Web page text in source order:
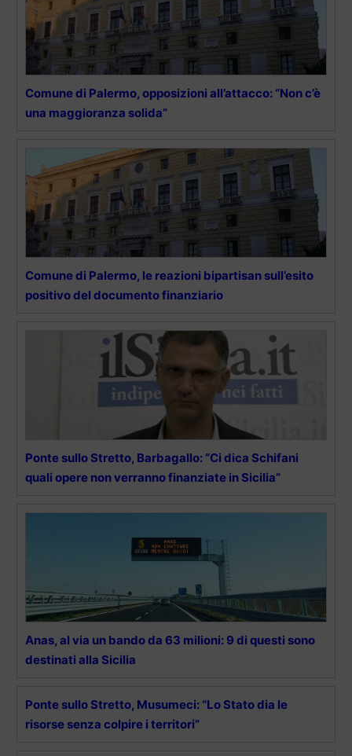
Comune di Palermo, opposizioni all’attacco: “Non c’è
una maggioranza solida”
Comune di Palermo, le reazioni bipartisan sull’esito
positivo del documento finanziario
Ponte sullo Stretto, Barbagallo: “Ci dica Schifani
quali opere non verranno finanziate in Sicilia”
Anas, al via un bando da 63 milioni: 9 di questi sono
destinati alla Sicilia
Ponte sullo Stretto, Musumeci: “Lo Stato dia le
risorse senza colpire i territori”